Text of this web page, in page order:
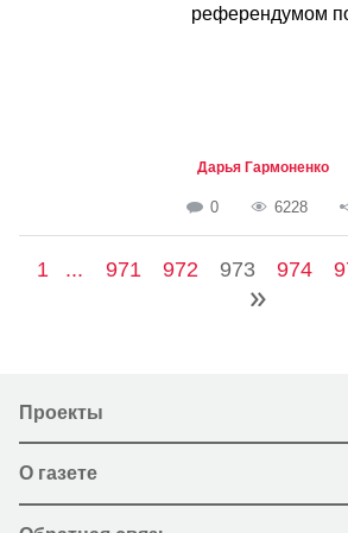
референдумом
Дарья Гармоненко
0 6228
1 ... 971 972 973 974
Проекты
О газете